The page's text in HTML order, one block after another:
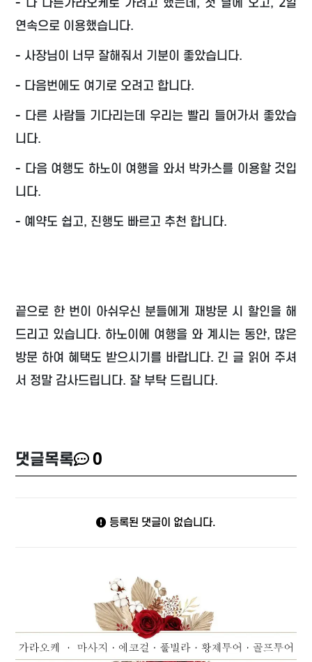
연속으로 이용했습니다.
- 사장님이 너무 잘해줘서 기분이 좋았습니다.
- 다음번에도 여기로 오려고 합니다.
- 다른 사람들 기다리는데 우리는 빨리 들어가서 좋았습
니다.
- 다음 여행도 하노이 여행을 와서 박카스를 이용할 것입
니다.
- 예약도 쉽고, 진행도 빠르고 추천 합니다.
끝으로 한 번이 아쉬우신 분들에게 재방문 시 할인을 해
드리고 있습니다. 하노이에 여행을 와 계시는 동안, 많은
방문 하여 혜택도 받으시기를 바랍니다. 긴 글 읽어 주셔
서 정말 감사드립니다. 잘 부탁 드립니다.
댓글목록 0
등록된 댓글이 없습니다.